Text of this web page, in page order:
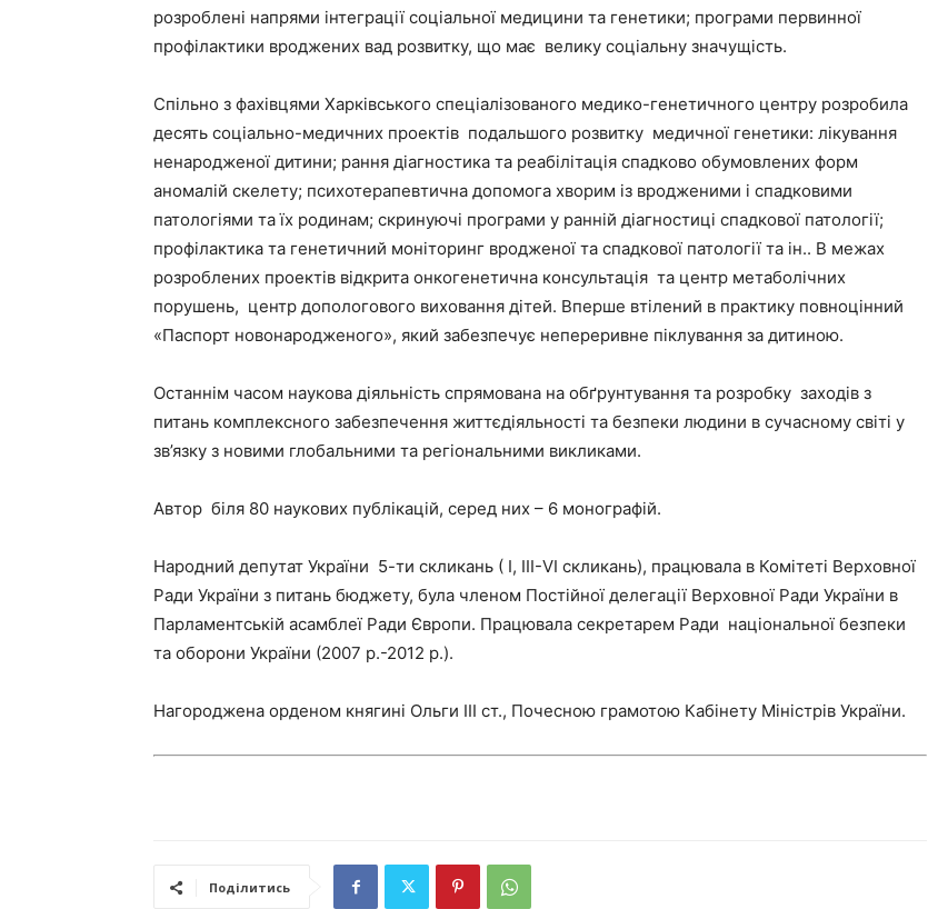
розроблені напрями інтеграції соціальної медицини та генетики; програми первинної
профілактики вроджених вад розвитку, що має велику соціальну значущість.
Спільно з фахівцями Харківського спеціалізованого медико-генетичного центру розробила
десять соціально-медичних проектів подальшого розвитку медичної генетики: лікування
ненародженої дитини; рання діагностика та реабілітація спадково обумовлених форм
аномалій скелету; психотерапевтична допомога хворим із вродженими і спадковими
патологіями та їх родинам; скринуючі програми у ранній діагностиці спадкової патології;
профілактика та генетичний моніторинг вродженої та спадкової патології та ін.. В межах
розроблених проектів відкрита онкогенетична консультація та центр метаболічних
порушень, центр допологового виховання дітей. Вперше втілений в практику повноцінний
«Паспорт новонародженого», який забезпечує непереривне піклування за дитиною.
Останнім часом наукова діяльність спрямована на обґрунтування та розробку заходів з
питань комплексного забезпечення життєдіяльності та безпеки людини в сучасному світі у
зв’язку з новими глобальними та регіональними викликами.
Автор біля 80 наукових публікацій, серед них – 6 монографій.
Народний депутат України 5-ти скликань ( І, ІІІ-VІ скликань), працювала в Комітеті Верховної
Ради України з питань бюджету, була членом Постійної делегації Верховної Ради України в
Парламентській асамблеї Ради Європи. Працювала секретарем Ради національної безпеки
та оборони України (2007 р.-2012 р.).
Нагороджена орденом княгині Ольги III ст., Почесною грамотою Кабінету Міністрів України.
Поділитись